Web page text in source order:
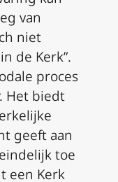
van
niet
de Kerk”.
proces
Het biedt
geeft aan
toe
een Kerk